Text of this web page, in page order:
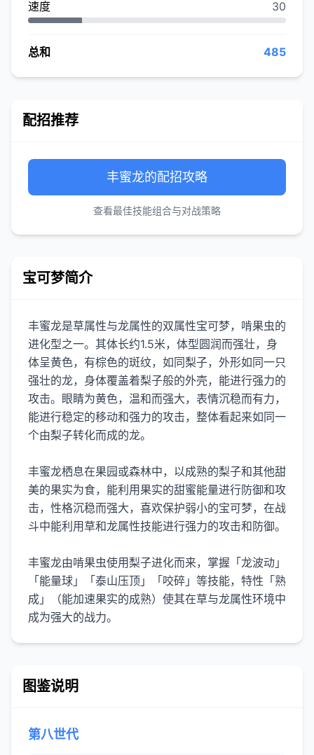
速度 30
总和 485
配招推荐
丰蜜龙的配招攻略
查看最佳技能组合与对战策略
宝可梦简介
丰蜜龙是草属性与龙属性的双属性宝可梦，啃果虫的
进化型之一。其体长约1.5米，体型圆润而强壮，身
体呈黄色，有棕色的斑纹，如同梨子，外形如同一只
强壮的龙，身体覆盖着梨子般的外壳，能进行强力的
攻击。眼睛为黄色，温和而强大，表情沉稳而有力，
能进行稳定的移动和强力的攻击，整体看起来如同一
个由梨子转化而成的龙。
丰蜜龙栖息在果园或森林中，以成熟的梨子和其他甜
美的果实为食，能利用果实的甜蜜能量进行防御和攻
击，性格沉稳而强大，喜欢保护弱小的宝可梦，在战
斗中能利用草和龙属性技能进行强力的攻击和防御。
丰蜜龙由啃果虫使用梨子进化而来，掌握「龙波动」
「能量球」「泰山压顶」「咬碎」等技能，特性「熟
成」（能加速果实的成熟）使其在草与龙属性环境中
成为强大的战力。
图鉴说明
第八世代